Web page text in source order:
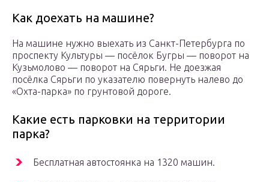
Как доехать на машине?
На машине нужно выехать из Санкт-Петербурга по
проспекту Культуры — посёлок Бугры — поворот на
Кузьмолово — поворот на Сярьги. Не доезжая
посёлка Сярьги по указателю повернуть налево до
«Охта-парка» по грунтовой дороге.
Какие есть парковки на территории
парка?
Бесплатная автостоянка на 1320 машин.